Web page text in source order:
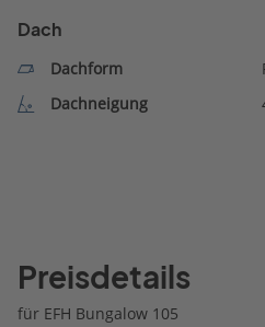
Dach
Dachform
Dachneigung
Preisdetails
für EFH Bungalow 105